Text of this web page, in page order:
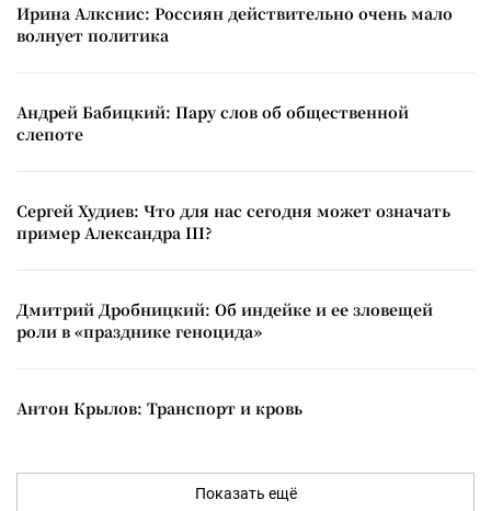
Ирина Алкснис: Россиян действительно очень мало
волнует политика
Андрей Бабицкий: Пару слов об общественной
слепоте
Сергей Худиев: Что для нас сегодня может означать
пример Александра III?
Дмитрий Дробницкий: Об индейке и ее зловещей
роли в «празднике геноцида»
Антон Крылов: Транспорт и кровь
Показать ещё